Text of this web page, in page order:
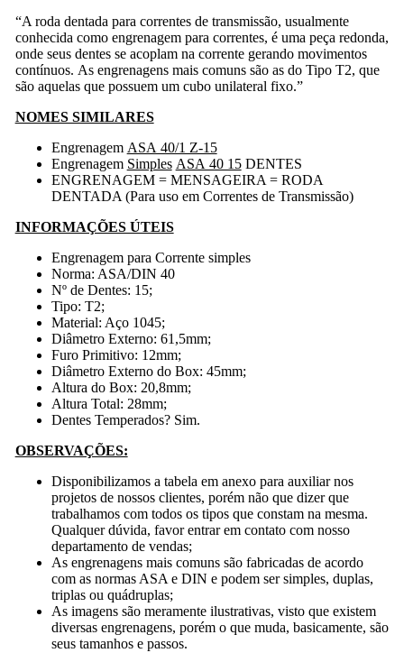
“A roda dentada para correntes de transmissão, usualmente
conhecida como engrenagem para correntes, é uma peça redonda,
onde seus dentes se acoplam na corrente gerando movimentos
contínuos. As engrenagens mais comuns são as do Tipo T2, que
são aquelas que possuem um cubo unilateral fixo.”
NOMES SIMILARES
Engrenagem ASA 40/1 Z-15
Engrenagem Simples ASA 40 15DENTES
ENGRENAGEM = MENSAGEIRA = RODA
DENTADA (Para uso em Correntes de Transmissão)
INFORMAÇÕES ÚTEIS
Engrenagem para Corrente simples
Norma: ASA/DIN 40
Nº de Dentes: 15;
Tipo: T2;
Material: Aço 1045;
Diâmetro Externo: 61,5mm;
Furo Primitivo: 12mm;
Diâmetro Externo do Box: 45mm;
Altura do Box: 20,8mm;
Altura Total: 28mm;
Dentes Temperados? Sim.
OBSERVAÇÕES:
Disponibilizamos a tabela em anexo para auxiliar nos
projetos de nossos clientes, porém não que dizer que
trabalhamos com todos os tipos que constam na mesma.
Qualquer dúvida, favor entrar em contato com nosso
departamento de vendas;
As engrenagens mais comuns são fabricadas de acordo
com as normas ASA e DIN e podem ser simples, duplas,
triplas ou quádruplas;
As imagens são meramente ilustrativas, visto que existem
diversas engrenagens, porém o que muda, basicamente, são
seus tamanhos e passos.